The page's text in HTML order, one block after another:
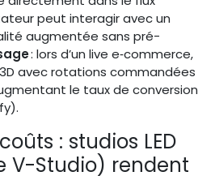
peut interagir avec un
augmentée sans pré-
: lors d’un live e‑commerce,
avec rotations commandées
le taux de conversion
: studios LED
V-Studio) rendent